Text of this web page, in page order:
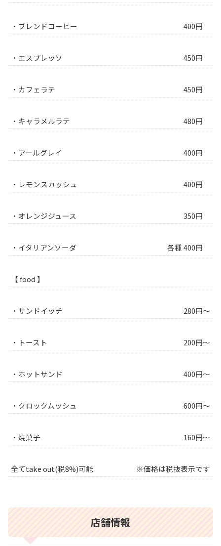
・ブレンドコーヒー 400円
・エスプレッソ 450円
・カフェラテ 450円
・キャラメルラテ 480円
・アールグレイ 400円
・レモンスカッシュ 400円
・オレンジジュース 350円
・イタリアンソーダ 各種 400円
【 food 】
・サンドイッチ 280円～
・トースト 200円～
・ホットサンド 400円～
・クロックムッシュ 600円～
・焼菓子 160円～
全てtake out(税8%)可能 ※価格は税抜表示です
店舗情報